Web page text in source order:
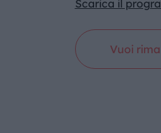
Scarica il
Vuoi